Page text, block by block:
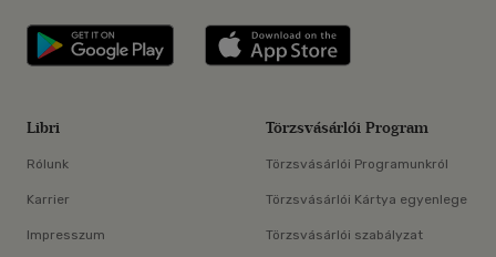
Libri applikáció Szerezd meg: Google
Libri
Rólunk
Karrier
Impresszum
Törzsvásárlói Program
Törzsvásárlói Programunkról
Törzsvásárlói Kártya egyenlege
Törzsvásárlói szabályzat